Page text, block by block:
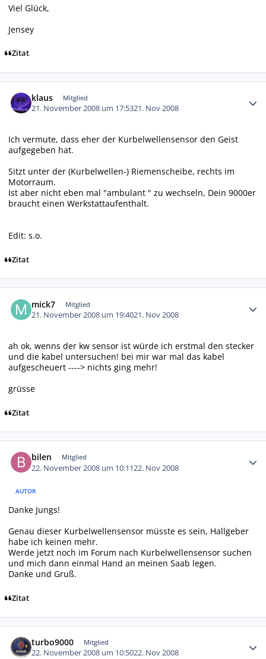
Viel Glück,
Jensey
Zitat
klaus Mitglied
21. November 2008 um 17:5321. Nov 2008
Ich vermute, dass eher der Kurbelwellensensor den Geist
aufgegeben hat.
Sitzt unter der (Kurbelwellen-) Riemenscheibe, rechts im
Motorraum.
Ist aber nicht eben mal "ambulant " zu wechseln, Dein 9000er
braucht einen Werkstattaufenthalt.
Edit: s.o.
Zitat
mick7 Mitglied
21. November 2008 um 19:4021. Nov 2008
ah ok, wenns der kw sensor ist würde ich erstmal den stecker
und die kabel untersuchen! bei mir war mal das kabel
aufgescheuert ----> nichts ging mehr!
grüsse
Zitat
bilen Mitglied
22. November 2008 um 10:1122. Nov 2008
AUTOR
Danke Jungs!
Genau dieser Kurbelwellensensor müsste es sein, Hallgeber
habe ich keinen mehr.
Werde jetzt noch im Forum nach Kurbelwellensensor suchen
und mich dann einmal Hand an meinen Saab legen.
Danke und Gruß.
Zitat
turbo9000 Mitglied
22. November 2008 um 10:5022. Nov 2008